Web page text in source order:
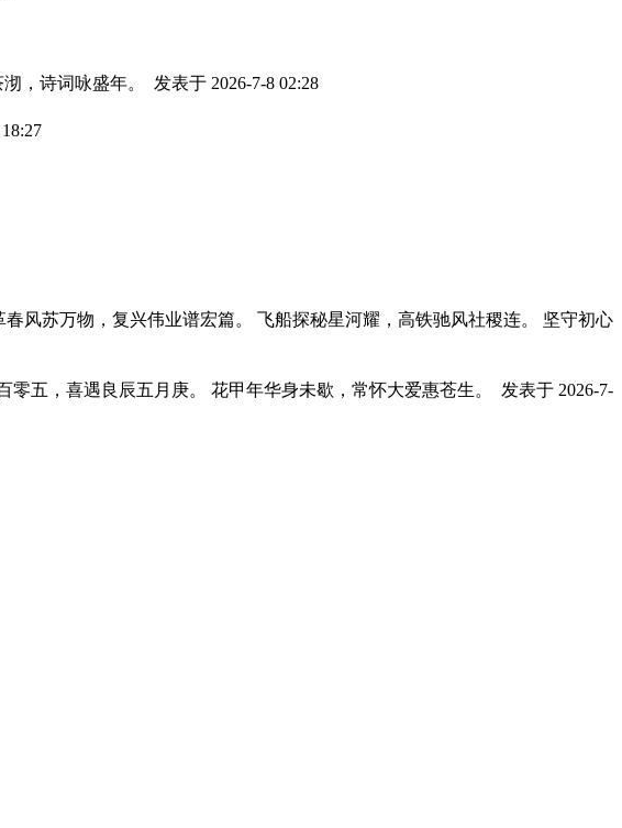
，诗词咏盛年。 发表于 2026-7-8 02:28
风苏万物，复兴伟业谱宏篇。 飞船探秘星河耀，高铁驰风社稷连。 坚守初心
五，喜遇良辰五月庚。 花甲年华身未歇，常怀大爱惠苍生。 发表于 2026-7-